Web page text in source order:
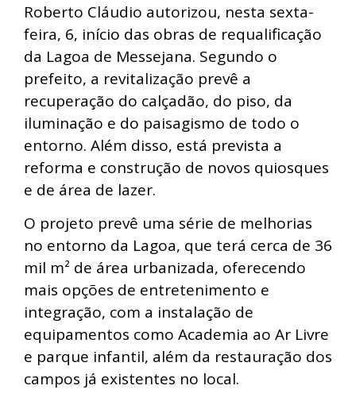
Roberto Cláudio autorizou, nesta sexta-
feira, 6, início das obras de requalificação
da Lagoa de Messejana. Segundo o
prefeito, a revitalização prevê a
recuperação do calçadão, do piso, da
iluminação e do paisagismo de todo o
entorno. Além disso, está prevista a
reforma e construção de novos quiosques
e de área de lazer.
O projeto prevê uma série de melhorias
no entorno da Lagoa, que terá cerca de 36
mil m² de área urbanizada, oferecendo
mais opções de entretenimento e
integração, com a instalação de
equipamentos como Academia ao Ar Livre
e parque infantil, além da restauração dos
campos já existentes no local.